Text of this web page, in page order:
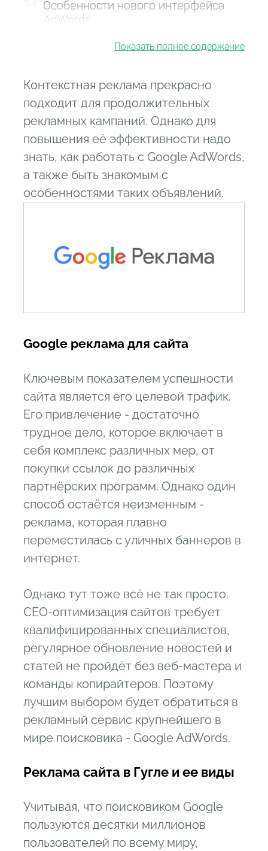
Особенности нового интерфейса
AdWords
Как настроить группы объявлений
особенности
Как создавать разные типы
объявлений в Google AdWords
Как создать адаптивное объявление
в AdWords
Как создать медийные объявления
в Google AdWords
Как создать рекламу приложения
3.13
Как использовать ремаркетинг
Контекстная реклама прекрасно
подходит для продолжительных
рекламных кампаний. Однако для
повышения её эффективности надо
знать, как работать с Google AdWords,
а также быть знакомым с
особенностями таких объявлений.
Google реклама для сайта
Ключевым показателем успешности
сайта является его целевой трафик.
Его привлечение - достаточно
трудное дело, которое включает в
себя комплекс различных мер, от
покупки ссылок до различных
партнёрских программ. Однако один
способ остаётся неизменным -
реклама, которая плавно
переместилась с уличных баннеров в
интернет.
Однако тут тоже всё не так просто.
СЕО-оптимизация сайтов требует
квалифицированных специалистов,
регулярное обновление новостей и
статей не пройдёт без веб-мастера и
команды копирайтеров. Поэтому
лучшим выбором будет обратиться в
рекламный сервис крупнейшего в
мире поисковика - Google AdWords.
Реклама сайта в Гугле и ее виды
Учитывая, что поисковиком Google
пользуются десятки миллионов
пользователей по всему миру,